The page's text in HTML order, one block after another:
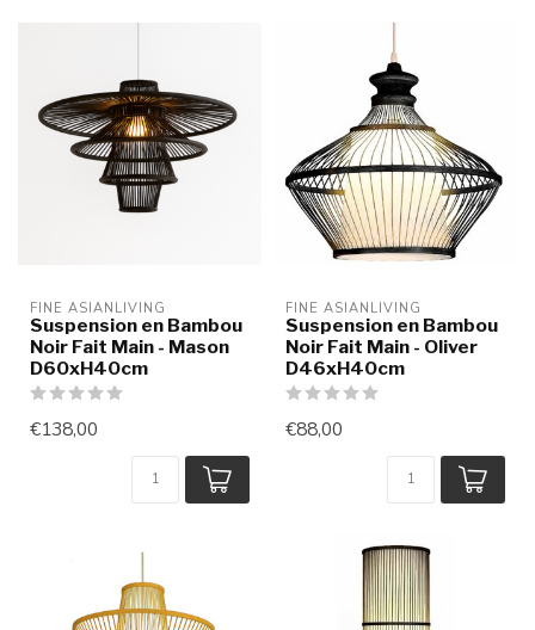
FINE ASIANLIVING
Suspension en Bambou
Noir Fait Main - Mason
D60xH40cm
€138,00
FINE ASIANLIVING
Suspension en Bambou
Noir Fait Main - Oliver
D46xH40cm
€88,00